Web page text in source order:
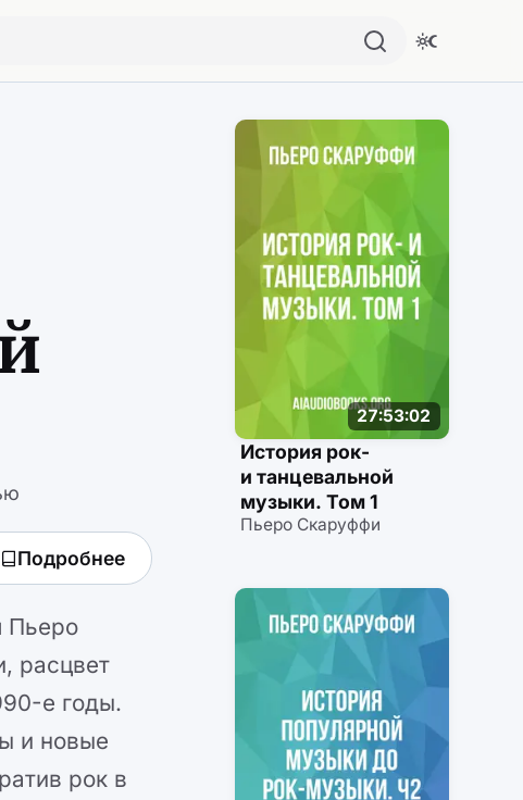
Подробнее
Пьеро
расцвет
е годы.
и новые
рок в
Похожие
27:53:02
История рок-
и танцевальной
музыки. Том 1
Пьеро Скаруффи